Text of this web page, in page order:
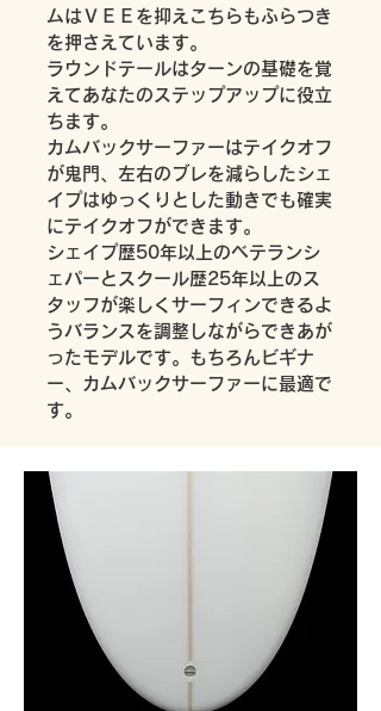
ムはＶＥＥを抑えこちらもふらつき
を押さえています。
ラウンドテールはターンの基礎を覚
えてあなたのステップアップに役立
ちます。
カムバックサーファーはテイクオフ
が鬼門、左右のブレを減らしたシェ
イプはゆっくりとした動きでも確実
にテイクオフができます。
シェイプ歴50年以上のベテランシ
ェパーとスクール歴25年以上のス
タッフが楽しくサーフィンできるよ
うバランスを調整しながらできあが
ったモデルです。もちろんビギナ
ー、カムバックサーファーに最適で
す。